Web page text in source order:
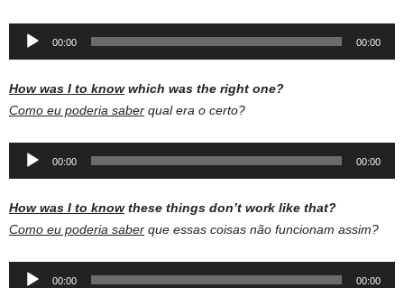
Audio
00:00 00:00
How was I to knowwhich was the right one?
Como eu poderia saber qual era o certo?
Audio
00:00 00:00
How was I to knowthese things don’t work like that?
Como eu poderia saber que essas coisas não funcionam assim?
Audio
00:00 00:00